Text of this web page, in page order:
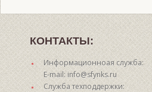
КОНТАКТЫ:
Информационноая служба:
E-mail: info@sfynks.ru
Служба техподдержки: